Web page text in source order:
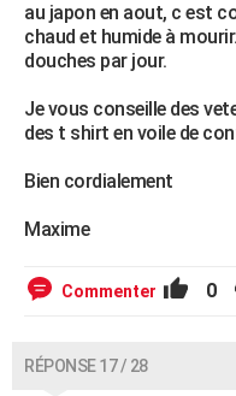
au japon en aout, c est
chaud et humide à
douches par jour.
Je vous conseille des
des t shirt en voile de
Bien cordialement
Maxime
Commenter 0
RÉPONSE 17 / 28